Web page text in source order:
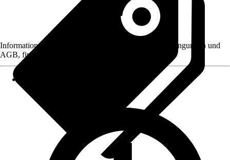
Informationen des Verkäufers, wie z. B. Rückgabebedingungen und
AGB, finden Sie bei Klick auf den Verkäufernamen.